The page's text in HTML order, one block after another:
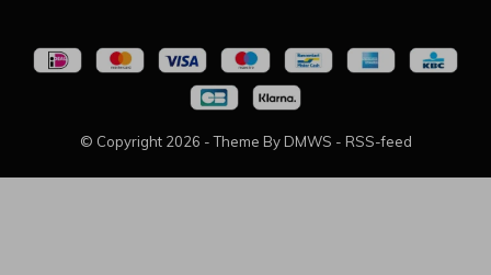
© Copyright 2026 - Theme By DMWS - RSS-feed